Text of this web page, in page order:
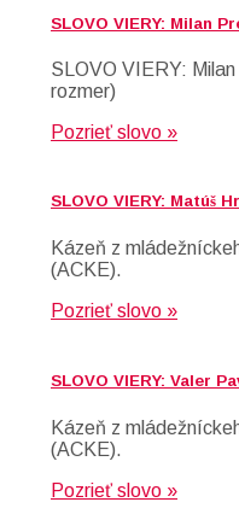
SLOVO VIERY: Milan
SLOVO VIERY:
rozmer)
Pozrieť slovo »
SLOVO VIERY: Matúš
Kázeň z
(ACKE).
Pozrieť slovo »
SLOVO VIERY: Valer
Kázeň z
(ACKE).
Pozrieť slovo »